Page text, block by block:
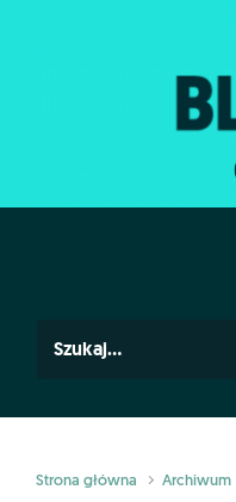
Strona główna Archiwum